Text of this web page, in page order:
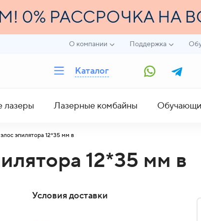
О компании Поддержка
Каталог
лазеры Лазерные комбайны
эпилятора 12*35 мм в
12*35 мм в
Условия доставки